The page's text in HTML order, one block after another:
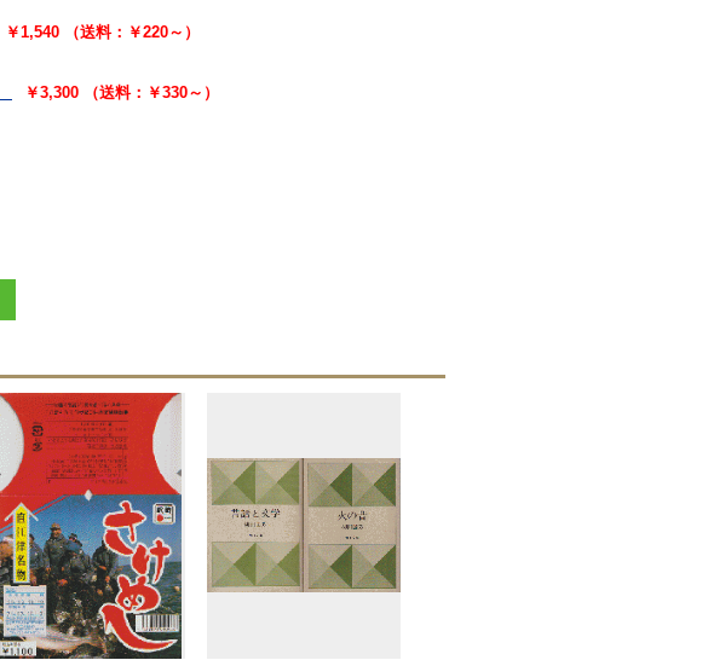
￥1,540 （送料：￥220～）
￥3,300 （送料：￥330～）